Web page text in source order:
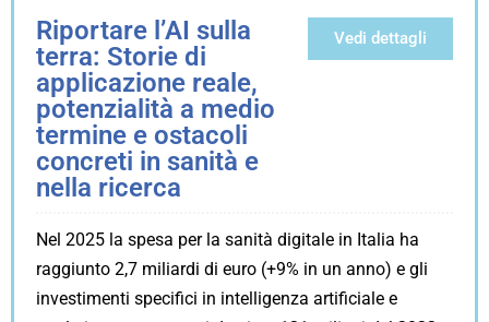
Riportare l’AI sulla
terra: Storie di
applicazione reale,
potenzialità a medio
termine e ostacoli
concreti in sanità e
nella ricerca
Vedi dettagli
Nel 2025 la spesa per la sanità digitale in Italia ha
raggiunto 2,7 miliardi di euro (+9% in un anno) e gli
investimenti specifici in intelligenza artificiale e